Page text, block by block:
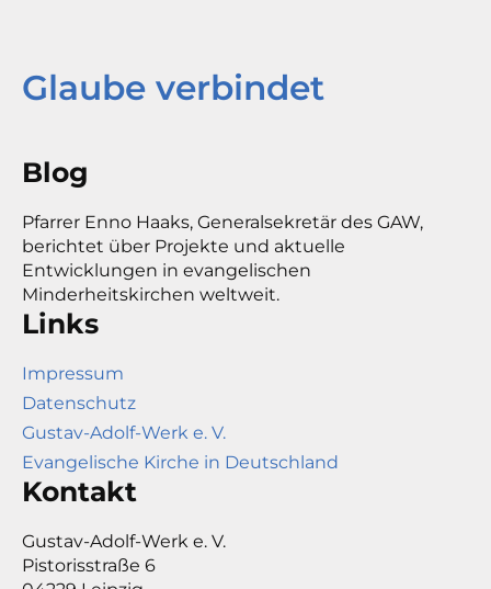
Glaube verbindet
Blog
Pfarrer Enno Haaks, Generalsekretär des GAW,
berichtet über Projekte und aktuelle
Entwicklungen in evangelischen
Minderheitskirchen weltweit.
Links
Impressum
Datenschutz
Gustav-Adolf-Werk e. V.
Evangelische Kirche in Deutschland
Kontakt
Gustav-Adolf-Werk e. V.
Pistorisstraße 6